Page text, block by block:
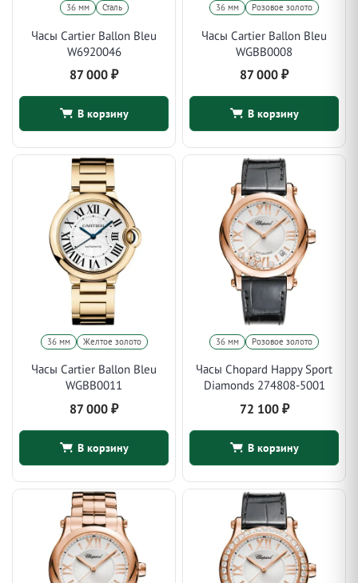
36 мм Сталь
Часы Cartier Ballon Bleu
W6920046
87 000 ₽
В корзину
36 мм Розовое золото
Часы Cartier Ballon Bleu
WGBB0008
87 000 ₽
В корзину
36 мм Желтое золото
Часы Cartier Ballon Bleu
WGBB0011
87 000 ₽
В корзину
36 мм Розовое золото
Часы Chopard Happy Sport
Diamonds 274808-5001
72 100 ₽
В корзину